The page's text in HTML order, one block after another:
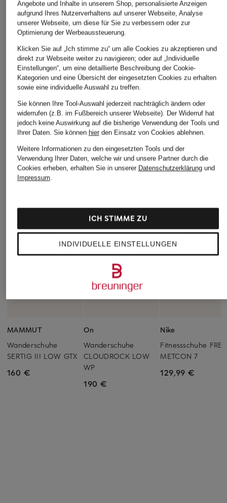
ÄHNLICHE ARTIKEL ENTDECKEN
MAMMUT
Wanderschuhe
SERTIG III LOW GTX
160 €
On
Wanderschuhe
CLOUDROCK LOW
WP
190 €
Nike
Fitnessschuhe FREE
METCON 7
129,99 €
Angebote und Inhalte in unserem Shop, personalisierte Anzeigen
aufgrund Ihres Nutzerverhaltens auf unserer Webseite, Analyse
unserer Webseite, um diese für Sie zu verbessern oder zur
Optimierung der Werbeaussteuerung.
Klicken Sie auf „Ich stimme zu“ um alle Cookies zu akzeptieren und
direkt zur Webseite weiter zu navigieren; oder auf „Individuelle
Einstellungen“, um eine detaillierte Beschreibung der Cookie-
Kategorien und eine Übersicht der eingesetzten Cookies zu erhalten
sowie eine individuelle Auswahl zu treffen.
Sie können Ihre Tool-Auswahl jederzeit nachträglich ändern oder
widerrufen (z.B. im Fußbereich unserer Webseite). Der Widerruf hat
jedoch keine Auswirkung auf die bisherige Verwendung der Tools und
Ihrer Daten. Sie können hierden Einsatz von Cookies ablehnen.
Weitere Informationen zu den eingesetzten Tools und der
Verwendung Ihrer Daten, welche wir und unsere Partner durch die
Cookies erheben, erhalten Sie in unserer Datenschutzerklärungund
Impressum.
INDIVIDUELLE EINSTELLUNGEN
ICH STIMME ZU